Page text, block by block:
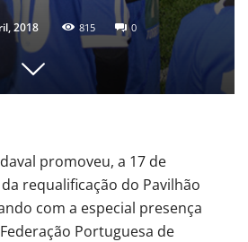
2018 815 0
promoveu, a 17 de
requalificação do Pavilhão
com a especial presença
Portuguesa de